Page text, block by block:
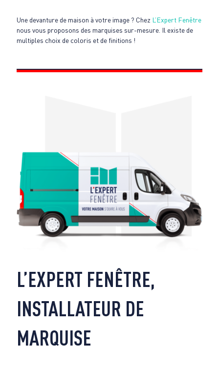
Une devanture de maison à votre image ? Chez L’Expert Fenêtre
nous vous proposons des marquises sur-mesure. Il existe de
multiples choix de coloris et de finitions !
L’EXPERT FENÊTRE,
INSTALLATEUR DE
MARQUISE